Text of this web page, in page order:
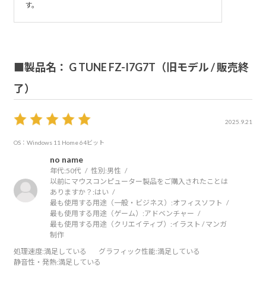
す。
■製品名： G TUNE FZ-I7G7T（旧モデル / 販売終
了）
2025.9.21
OS：Windows 11 Home 64ビット
no name
年代:50代 性別:男性
以前にマウスコンピューター製品をご購入されたことは
ありますか？:はい
最も使用する用途（一般・ビジネス）:オフィスソフト
最も使用する用途（ゲーム）:アドベンチャー
最も使用する用途（クリエイティブ）:イラスト / マンガ
制作
処理速度:満足している グラフィック性能:満足している
静音性・発熱:満足している